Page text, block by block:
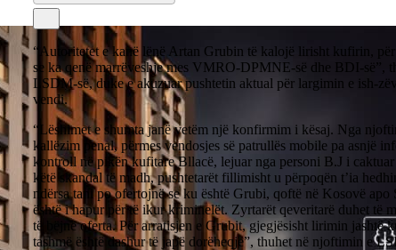
“Autoritetet e kanë lënë Artan Grubin të kalojë lirisht kufirin, për
se ka qenë marrëveshje mes VMRO-DPMNE-së dhe BDI-së”,
LSDM-së, duke e akuzuar pushtetin aktual për largimin e ish-
vendi.
“Lëshimet e shumta janë vetëm një konfirmim i kësaj. Nga
kallëzim penal, përmes vendosjes së patrullës mobile pa asnjë
kontroll në pikën kufitare Bllacë, lejuar nga personi B.J i caktuar
këtë skandal të madh, pushtetarët fillimisht u përpoqën t’ia
ndërsa tani po ofertojnë se ku është Grubi, qoftë në Kosovë
është i hapur për të ikur kriminelët. Zyrtarët qeveritarë duhet të
të bëjnë oferta. Për arratisjen e Grubit, gjegjësisht lirimin jashtë
tashmë është dashur të japë dorëheqje”, thuhet në njoftimin e